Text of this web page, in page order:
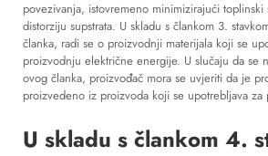
povezivanja, istovremeno minimizirajući toplinski
distorziju supstrata. U skladu s člankom 3.
članka, radi se o proizvodnji materijala koji se
proizvodnju električne energije. U slučaju da se
ovog članka, proizvođač mora se uvjeriti da je
proizvedeno iz proizvoda koji se upotrebljava
U skladu s člankom 4.